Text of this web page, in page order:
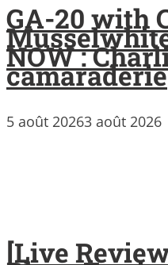
GA-20 with
NOW :
camaraderie
5 août 20263 août 2026
[Live